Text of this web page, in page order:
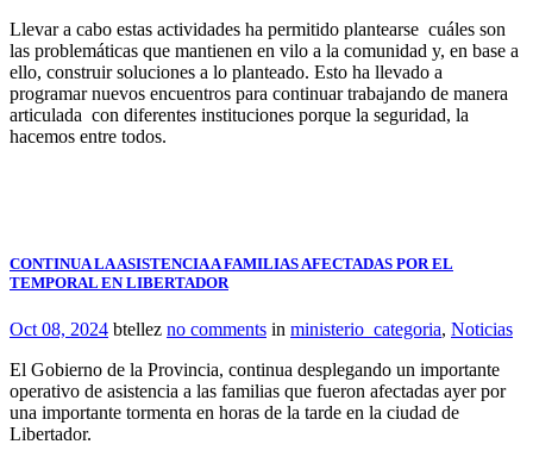
Llevar a cabo estas actividades ha permitido plantearse cuáles son
las problemáticas que mantienen en vilo a la comunidad y, en base a
ello, construir soluciones a lo planteado. Esto ha llevado a
programar nuevos encuentros para continuar trabajando de manera
articulada con diferentes instituciones porque la seguridad, la
hacemos entre todos.
CONTINUA LA ASISTENCIA A FAMILIAS AFECTADAS POR EL
TEMPORAL EN LIBERTADOR
Oct 08, 2024 btellez no comments in ministerio_categoria, Noticias
El Gobierno de la Provincia, continua desplegando un importante
operativo de asistencia a las familias que fueron afectadas ayer por
una importante tormenta en horas de la tarde en la ciudad de
Libertador.